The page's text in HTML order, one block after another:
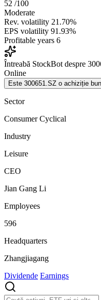
52 /100
Moderate
Rev. volatility 21.70%
EPS volatility 91.93%
Profitable years 6
Întreabă StockBot despre
Online
Este 300651.SZ o achiziție
Sector
Consumer Cyclical
Industry
Leisure
CEO
Jian Gang Li
Employees
596
Headquarters
Zhangjiagang
Dividende Earnings